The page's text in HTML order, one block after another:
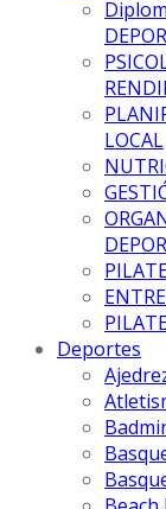
LOCAL
Deportes